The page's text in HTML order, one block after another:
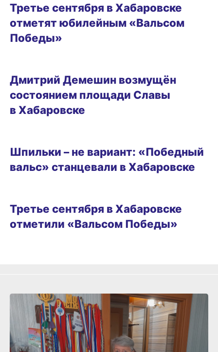
Третье сентября в Хабаровске
отметят юбилейным «Вальсом
Победы»
Дмитрий Демешин возмущён
состоянием площади Славы
в Хабаровске
Шпильки – не вариант: «Победный
вальс» станцевали в Хабаровске
Третье сентября в Хабаровске
отметили «Вальсом Победы»